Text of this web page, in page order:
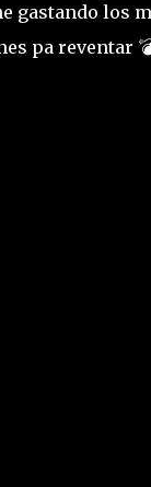
gastando los
pa reventar